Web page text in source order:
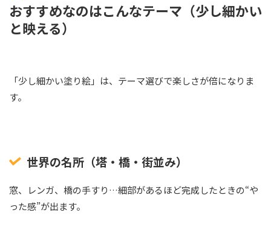
おすすめなのはこんなテーマ（少し細かい
と映える）
「少し細かい塗り絵」は、テーマ選びで楽しさが倍になりま
す。
世界の名所（塔・橋・街並み）
窓、レンガ、橋の手すり…細部があるほど完成したときの“や
った感”が出ます。